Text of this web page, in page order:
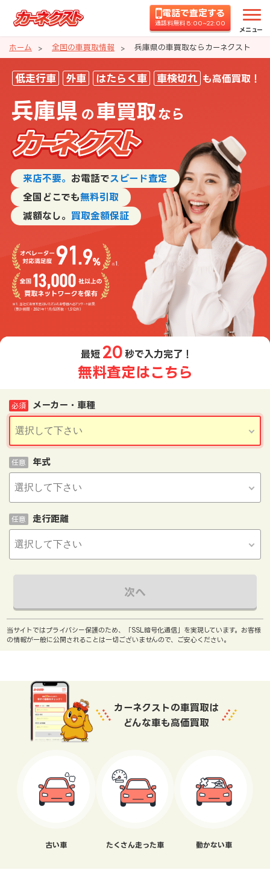
電話で査定する
通話料無料 8:00~22:00
メニュー
ホーム 全国の車買取情報 兵庫県の車買取ならカーネクスト
兵庫県の車買取ならカーネクスト
低走行車 外車 はたらく車 車検切れ も高価買取！
兵庫県 の 車買取 なら
来店不要。 お電話でスピード査定
全国どこでも無料引取
減額なし。 買取金額保証
最短 20 秒で入力完了！
無料査定はこちら
メーカー・車種
必須
年式
任意
走行距離
任意
次へ
当サイトではプライバシー保護のため、「SSL暗号化通信」を実現しています。お客様
の情報が一般に公開されることは一切ございませんので、ご安心ください。
カーネクストの車買取は
どんな車も高価買取
古い車 たくさん走った車 動かない車